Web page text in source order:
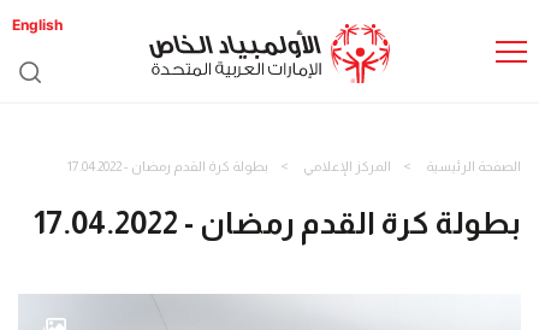
English
الصفحة الرئيسية المركز الإعلامي بطولة كرة القدم رمضان - 17.04.2022
بطولة كرة القدم رمضان - 17.04.2022